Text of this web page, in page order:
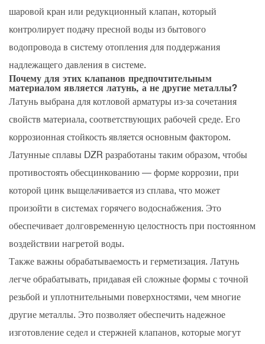
шаровой кран или редукционный клапан, который
контролирует подачу пресной воды из бытового
водопровода в систему отопления для поддержания
надлежащего давления в системе.
Почему для этих клапанов предпочтительным
материалом является латунь, а не другие металлы?
Латунь выбрана для котловой арматуры из-за сочетания
свойств материала, соответствующих рабочей среде. Его
коррозионная стойкость является основным фактором.
Латунные сплавы DZR разработаны таким образом, чтобы
противостоять обесцинкованию — форме коррозии, при
которой цинк выщелачивается из сплава, что может
произойти в системах горячего водоснабжения. Это
обеспечивает долговременную целостность при постоянном
воздействии нагретой воды.
Также важны обрабатываемость и герметизация. Латунь
легче обрабатывать, придавая ей сложные формы с точной
резьбой и уплотнительными поверхностями, чем многие
другие металлы. Это позволяет обеспечить надежное
изготовление седел и стержней клапанов, которые могут